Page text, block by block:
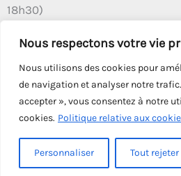
Nous respectons votre vie
Nous utilisons des cookies pour
de navigation et analyser notre
accepter », vous consentez à notre
cookies. Politique relative aux
Personnaliser Tout rejeter
18h30)
Copyright © 2026 - Tous droits